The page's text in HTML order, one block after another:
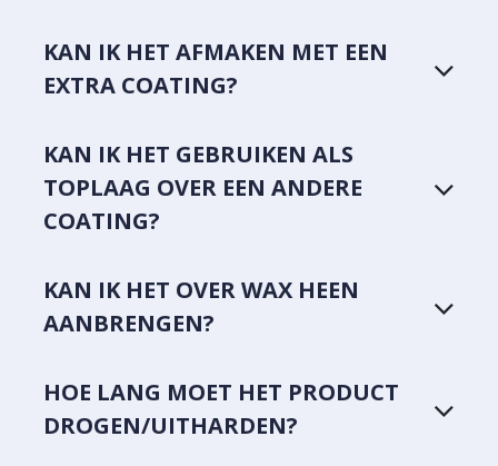
KAN IK HET AFMAKEN MET EEN
EXTRA COATING?
KAN IK HET GEBRUIKEN ALS
TOPLAAG OVER EEN ANDERE
COATING?
KAN IK HET OVER WAX HEEN
AANBRENGEN?
HOE LANG MOET HET PRODUCT
DROGEN/UITHARDEN?